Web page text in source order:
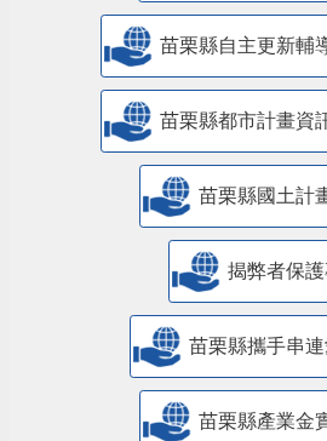
苗栗縣自主更新輔
苗栗縣都市計畫資
苗栗縣國土計
揭弊者保
苗栗縣攜手串
苗栗縣產業金